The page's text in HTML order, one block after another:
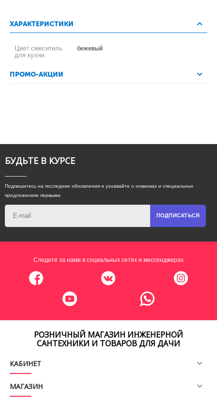
ХАРАКТЕРИСТИКИ
Цвет смеситель
для кухни:
бежевый
ПРОМО-АКЦИИ
БУДЬТЕ В КУРСЕ
Подпишитесь на последние обновления и узнавайте о новинках и специальных
предложениях первыми
ПОДПИСАТЬСЯ
Следите за нами в социальных сетях и мессенджерах
РОЗНИЧНЫЙ МАГАЗИН ИНЖЕНЕРНОЙ
САНТЕХНИКИ И ТОВАРОВ ДЛЯ ДАЧИ
КАБИНЕТ
МАГАЗИН